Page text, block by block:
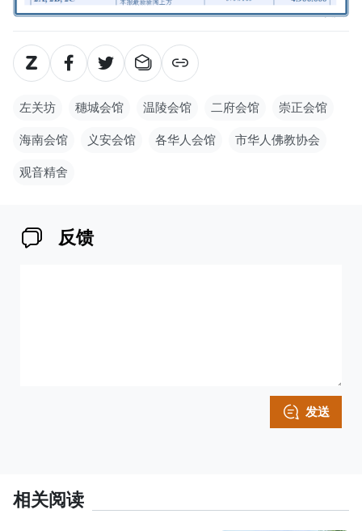
左关坊 穗城会馆 温陵会馆 二府会馆 崇正会馆
海南会馆 义安会馆 各华人会馆 市华人佛教协会
观音精舍
反馈
发送
相关阅读